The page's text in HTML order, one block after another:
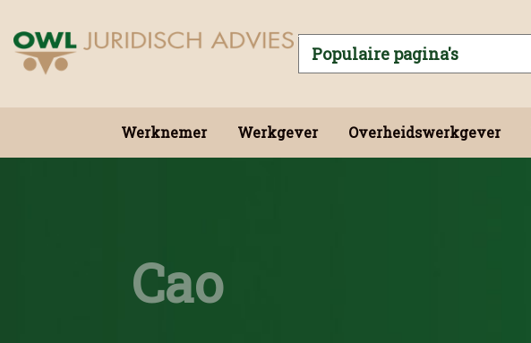
Werknemer Werkgever Overheidswerkgever
Cao